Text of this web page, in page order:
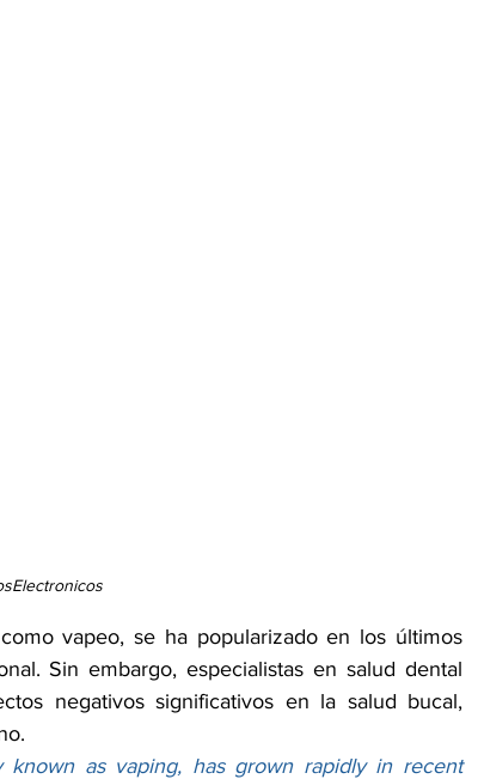
vapeo, se ha popularizado en los últimos
Sin embargo, especialistas en salud dental
negativos significativos en la salud bucal,
known as vaping, has grown rapidly in recent